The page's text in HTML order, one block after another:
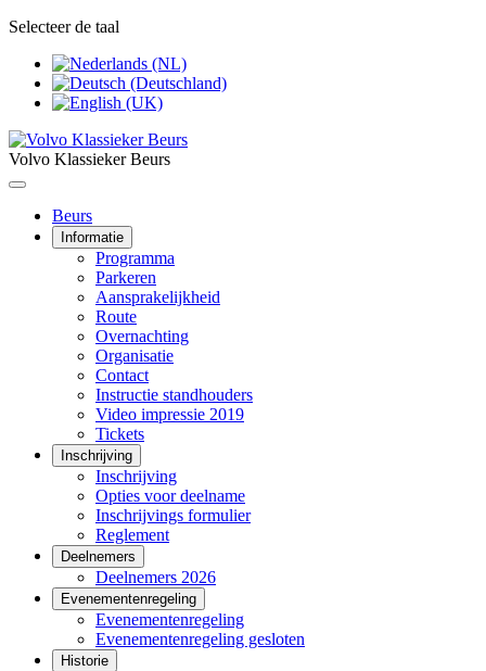
Selecteer de taal
Volvo Klassieker Beurs
Beurs
Informatie
Programma
Parkeren
Aansprakelijkheid
Route
Overnachting
Organisatie
Contact
Instructie standhouders
Video impressie 2019
Tickets
Inschrijving
Inschrijving
Opties voor deelname
Inschrijvings formulier
Reglement
Deelnemers
Deelnemers 2026
Evenementenregeling
Evenementenregeling
Evenementenregeling gesloten
Historie